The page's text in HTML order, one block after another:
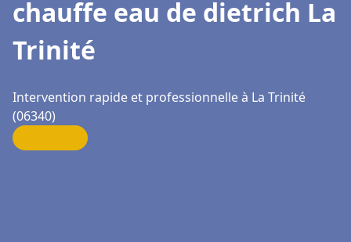
chauffe eau de dietrich La
Trinité
Intervention rapide et professionnelle à La Trinité
(06340)